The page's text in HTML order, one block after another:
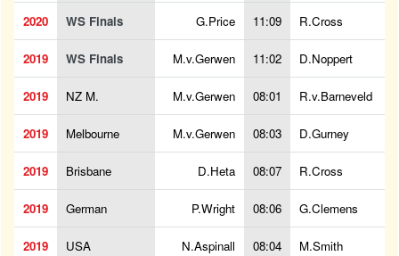
2020 WS Finals G.Price 11:09 R.Cross
2019 WS Finals M.v.Gerwen 11:02 D.Noppert
2019 NZ M. M.v.Gerwen 08:01 R.v.Barneveld
2019 Melbourne M.v.Gerwen 08:03 D.Gurney
2019 Brisbane D.Heta 08:07 R.Cross
2019 German P.Wright 08:06 G.Clemens
2019 USA N.Aspinall 08:04 M.Smith